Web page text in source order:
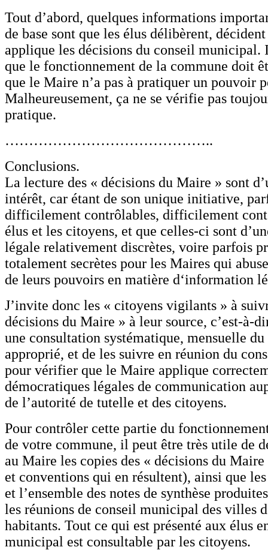
Tout d’abord, quelques informations
de base sont que les élus délibèrent,
applique les décisions du conseil municipal.
que le fonctionnement de la commune doit
que le Maire n’a pas à pratiquer un pouvoir
Malheureusement, ça ne se vérifie pas
pratique.
……………………………………..
Conclusions.
La lecture des « décisions du Maire » sont
intérêt, car étant de son unique initiative,
difficilement contrôlables, difficilement
élus et les citoyens, et que celles-ci sont
légale relativement discrètes, voire parfois
totalement secrètes pour les Maires qui
de leurs pouvoirs en matière d‘information
J’invite donc les « citoyens vigilants » à
décisions du Maire » à leur source, c’est-à-
une consultation systématique, mensuelle
approprié, et de les suivre en réunion du
pour vérifier que le Maire applique
démocratiques légales de communication
de l’autorité de tutelle et des citoyens.
Pour contrôler cette partie du
de votre commune, il peut être très utile de
au Maire les copies des « décisions du Maire
et conventions qui en résultent), ainsi que
et l’ensemble des notes de synthèse
les réunions de conseil municipal des villes
habitants. Tout ce qui est présenté aux élus
municipal est consultable par les citoyens.